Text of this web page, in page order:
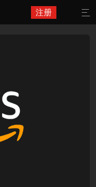
注册 